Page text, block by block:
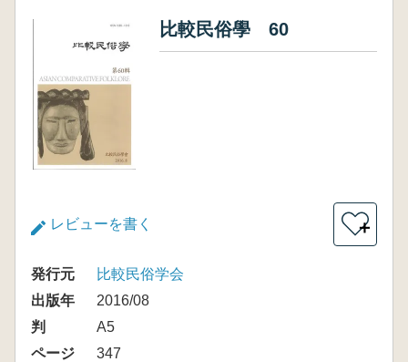
比較民俗學 60
レビューを書く ＋
発行元
比較民俗学会
出版年
2016/08
判
A5
ページ
347